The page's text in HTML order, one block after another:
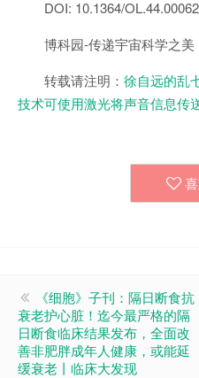
DOI: 10.1364/
博科园-传递宇宙科学之美
转载请注明： 徐自远的乱
技术可使用激光将声音信息传
《细胞》子刊：隔日断食抗
衰老护心脏！迄今最严格的隔
日断食临床结果发布，全面改
善非肥胖成年人健康，或能延
缓衰老丨临床大发现